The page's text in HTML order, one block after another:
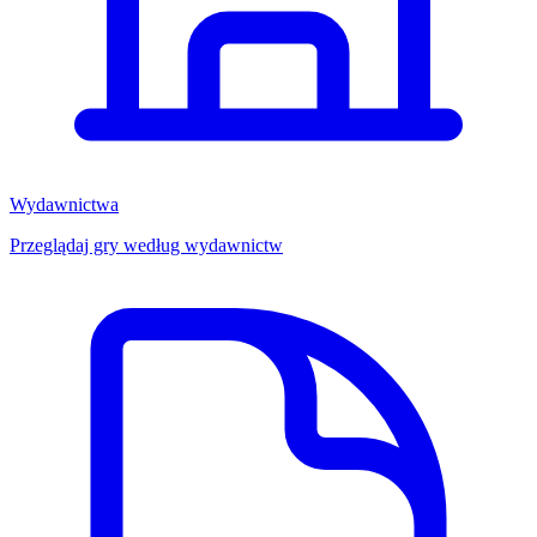
Wydawnictwa
Przeglądaj gry według wydawnictw